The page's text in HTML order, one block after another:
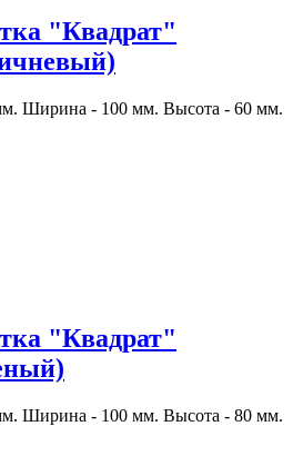
"Квадрат"
Ширина - 100 мм. Высота - 60 мм.
"Квадрат"
Ширина - 100 мм. Высота - 80 мм.